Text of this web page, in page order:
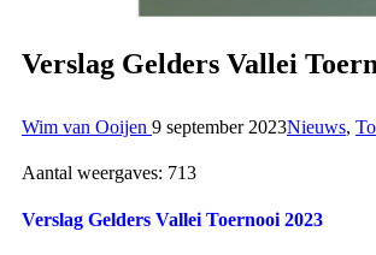
Verslag Gelders Vallei
Wim van Ooijen 9 september 2023Nieuws,
Aantal weergaves: 713
Verslag Gelders Vallei Toernooi 2023